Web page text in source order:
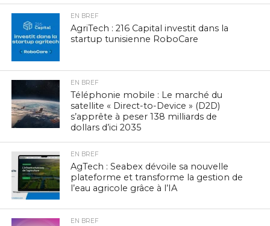
EN BREF
AgriTech : 216 Capital investit dans la
startup tunisienne RoboCare
EN BREF
Téléphonie mobile : Le marché du
satellite « Direct-to-Device » (D2D)
s’apprête à peser 138 milliards de
dollars d’ici 2035
EN BREF
AgTech : Seabex dévoile sa nouvelle
plateforme et transforme la gestion de
l’eau agricole grâce à l’IA
EN BREF